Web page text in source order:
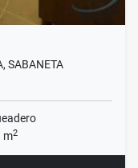
SABANETA
m2